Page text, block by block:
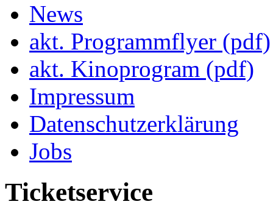
News
akt. Programmflyer (pdf)
akt. Kinoprogram (pdf)
Impressum
Datenschutzerklärung
Jobs
Ticketservice